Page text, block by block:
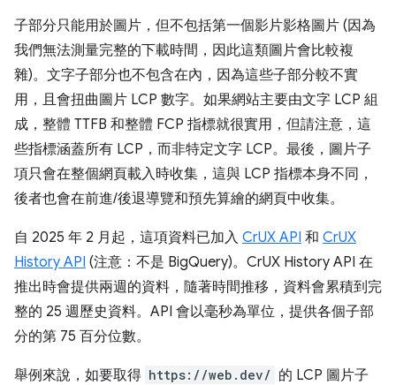
子部分只能用於圖片，但不包括第一個影片影格圖片 (因為
我們無法測量完整的下載時間，因此這類圖片會比較複
雜)。文字子部分也不包含在內，因為這些子部分較不實
用，且會扭曲圖片 LCP 數字。如果網站主要由文字 LCP 組
成，整體 TTFB 和整體 FCP 指標就很實用，但請注意，這
些指標涵蓋所有 LCP，而非特定文字 LCP。最後，圖片子
項只會在整個網頁載入時收集，這與 LCP 指標本身不同，
後者也會在前進/後退導覽和預先算繪的網頁中收集。
自 2025 年 2 月起，這項資料已加入 CrUX API 和 CrUX
History API (注意：不是 BigQuery)。CrUX History API 在
推出時會提供兩週的資料，隨著時間推移，資料會累積到完
整的 25 週歷史資料。API 會以毫秒為單位，提供各個子部
分的第 75 百分位數。
舉例來說，如要取得 https://web.dev/ 的 LCP 圖片子